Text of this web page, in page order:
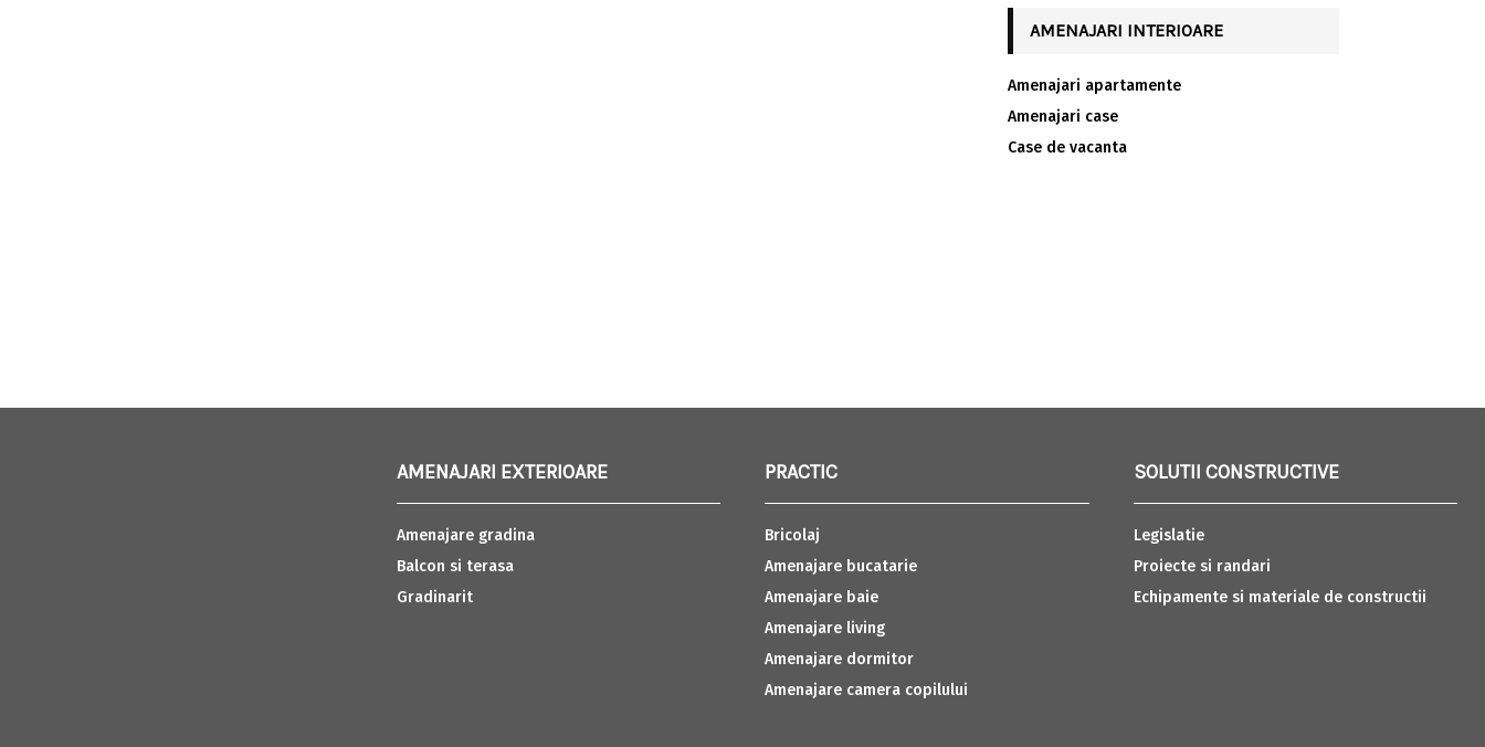
AMENAJARI INTERIOARE
Amenajari apartamente
Amenajari case
Case de vacanta
AMENAJARI EXTERIOARE
Amenajare gradina
Balcon si terasa
Gradinarit
PRACTIC
Bricolaj
Amenajare bucatarie
Amenajare baie
Amenajare living
Amenajare dormitor
Amenajare camera copilului
SOLUTII CONSTRUCTIVE
Legislatie
Proiecte si randari
Echipamente si materiale de constructii